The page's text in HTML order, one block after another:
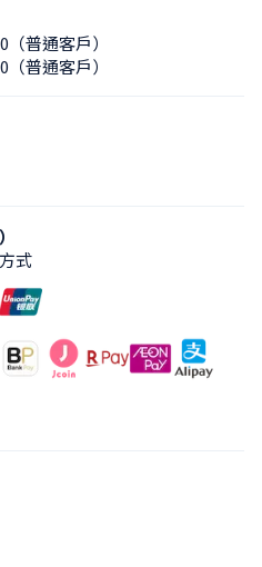
（普通客戶）
（普通客戶）
式